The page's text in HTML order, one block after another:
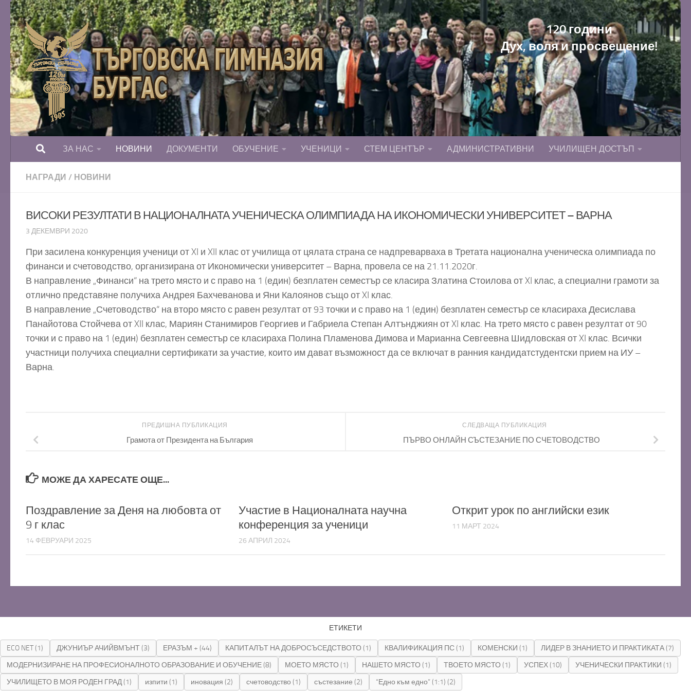
Към съдържанието
120 години
Дух, воля и просвещение!
ЗА НАС НОВИНИ ДОКУМЕНТИ ОБУЧЕНИЕ УЧЕНИЦИ СТЕМ ЦЕНТЪР АДМИНИСТРАТИВНИ УЧИЛИЩЕН ДОСТЪП
НАГРАДИ / НОВИНИ
ВИСОКИ РЕЗУЛТАТИ В НАЦИОНАЛНАТА УЧЕНИЧЕСКА ОЛИМПИАДА НА ИКОНОМИЧЕСКИ УНИВЕРСИТЕТ – ВАРНА
3 ДЕКЕМВРИ 2020
При засилена конкуренция ученици от XI и XII клас от училища от цялата страна се надпреварваха в Третата национална ученическа олимпиада по
финанси и счетоводство, организирана от Икономически университет – Варна, провела се на 21.11.2020г.
В направление „Финанси“ на трето място и с право на 1 (един) безплатен семестър се класира Златина Стоилова от XI клас, а специални грамоти за
отлично представяне получиха Андрея Бахчеванова и Яни Калоянов също от XI клас.
В направление „Счетоводство“ на второ място с равен резултат от 93 точки и с право на 1 (един) безплатен семестър се класираха Десислава
Панайотова Стойчева от XII клас, Мариян Станимиров Георгиев и Габриела Степан Алтънджиян от XI клас. На трето място с равен резултат от 90
точки и с право на 1 (един) безплатен семестър се класираха Полина Пламенова Димова и Марианна Севгеевна Шидловская от XI клас. Всички
участници получиха специални сертификати за участие, които им дават възможност да се включат в ранния кандидатстудентски прием на ИУ –
Варна.
СЛЕДВАЩА ПУБЛИКАЦИЯ
ПЪРВО ОНЛАЙН СЪСТЕЗАНИЕ ПО СЧЕТОВОДСТВО
ПРЕДИШНА ПУБЛИКАЦИЯ
Грамота от Президента на България
МОЖЕ ДА ХАРЕСАТЕ ОЩЕ...
Поздравление за Деня на любовта от
9 г клас
14 ФЕВРУАРИ 2025
Участие в Националната научна
конференция за ученици
26 АПРИЛ 2024
Открит урок по английски език
11 МАРТ 2024
ЕТИКЕТИ
ECO NET(1) ДЖУНИЪР АЧИЙВМЪНТ(3) ЕРАЗЪМ + (44) КАПИТАЛЪТ НА ДОБРОСЪСЕДСТВОТО (1) КВАЛИФИКАЦИЯ ПС(1) КОМЕНСКИ (1) ЛИДЕР В ЗНАНИЕТО И ПРАКТИКАТА(7)
МОДЕРНИЗИРАНЕ НА ПРОФЕСИОНАЛНОТО ОБРАЗОВАНИЕ И ОБУЧЕНИЕ(8) МОЕТО МЯСТО (1) НАШЕТО МЯСТО (1) ТВОЕТО МЯСТО (1) УСПЕХ(10) УЧЕНИЧЕСКИ ПРАКТИКИ (1)
УЧИЛИЩЕТО В МОЯ РОДЕН ГРАД(1) изпити (1) иновация (2) счетоводство (1) състезание (2) “Едно към едно” (1:1) (2)